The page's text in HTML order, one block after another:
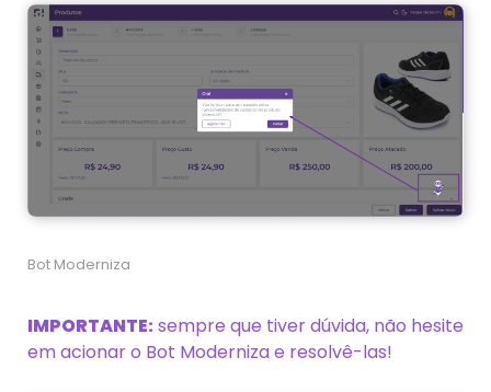
Bot Moderniza
IMPORTANTE: sempre que tiver dúvida, não hesite
em acionar o Bot Moderniza e resolvê-las!